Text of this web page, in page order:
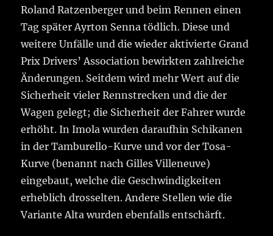
Roland Ratzenberger und beim Rennen einen
Tag später Ayrton Senna tödlich. Diese und
weitere Unfälle und die wieder aktivierte Grand
Prix Drivers’ Association bewirkten zahlreiche
Änderungen. Seitdem wird mehr Wert auf die
Sicherheit vieler Rennstrecken und die der
Wagen gelegt; die Sicherheit der Fahrer wurde
erhöht. In Imola wurden daraufhin Schikanen
in der Tamburello-Kurve und vor der Tosa-
Kurve (benannt nach Gilles Villeneuve)
eingebaut, welche die Geschwindigkeiten
erheblich drosselten. Andere Stellen wie die
Variante Alta wurden ebenfalls entschärft.